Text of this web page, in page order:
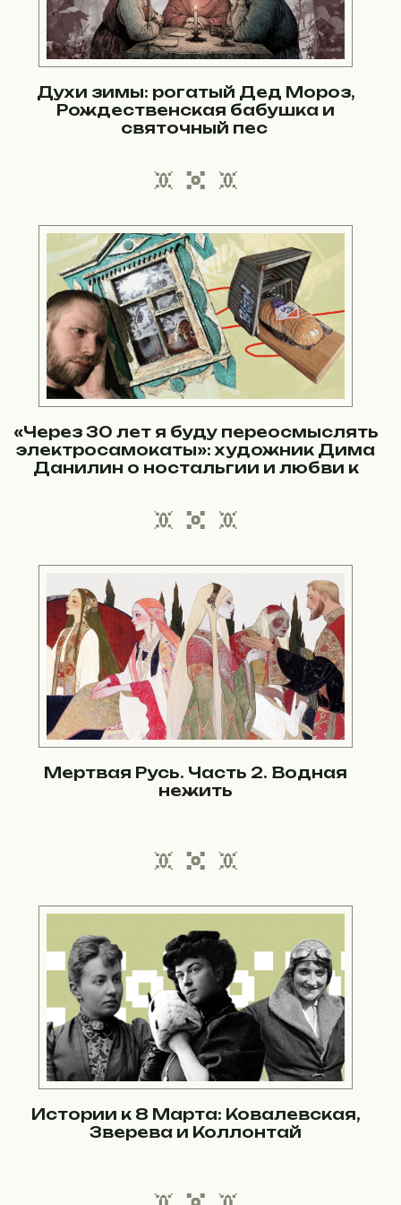
Духи зимы: рогатый Дед Мороз,
Рождественская бабушка и
святочный пес
«Через 30 лет я буду переосмыслять
электросамокаты»: художник Дима
Данилин о ностальгии и любви к
Мертвая Русь. Часть 2. Водная
нежить
Истории к 8 Марта: Ковалевская,
Зверева и Коллонтай